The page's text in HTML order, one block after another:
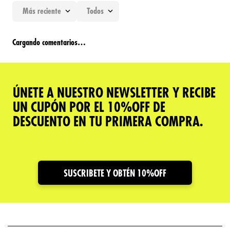
Más reciente Todos
Cargando comentarios…
ÚNETE A NUESTRO NEWSLETTER Y RECIBE
UN CUPÓN POR EL 10%OFF DE
DESCUENTO EN TU PRIMERA COMPRA.
SUSCRIBETE Y OBTÉN 10%OFF